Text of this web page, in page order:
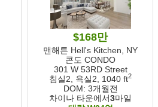
$168만
맨해튼 Hell's Kitchen, NY
콘도 CONDO
301 W 53RD Street
침실2, 욕실2, 1040 ft2
DOM: 3개월전
차이나 타운에서3마일